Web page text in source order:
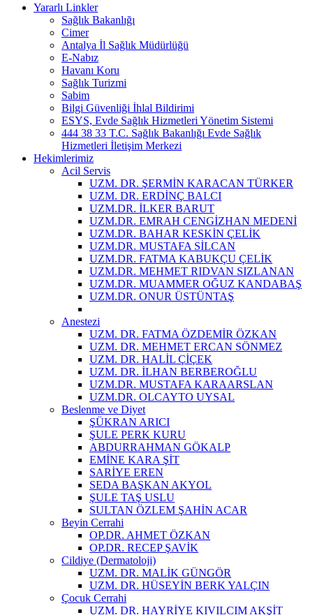
Yararlı Linkler
Sağlık Bakanlığı
Cimer
Antalya İl Sağlık Müdürlüğü
E-Nabız
Havanı Koru
Sağlık Turizmi
Sabim
Bilgi Güvenliği İhlal Bildirimi
ESYS, Evde Sağlık Hizmetleri Yönetim Sistemi
444 38 33 T.C. Sağlık Bakanlığı Evde Sağlık
Hizmetleri İletişim Merkezi
Hekimlerimiz
Acil Servis
UZM. DR. ŞERMİN KARACAN TÜRKER
UZM. DR. ERDİNÇ BALCI
UZM.DR. İLKER BARUT
UZM.DR. EMRAH CENGİZHAN MEDENİ
UZM.DR. BAHAR KESKİN ÇELİK
UZM.DR. MUSTAFA SİLCAN
UZM.DR. FATMA KABUKÇU ÇELİK
UZM.DR. MEHMET RIDVAN SIZLANAN
UZM.DR. MUAMMER OĞUZ KANDABAŞ
UZM.DR. ONUR ÜSTÜNTAŞ
Anestezi
UZM. DR. FATMA ÖZDEMİR ÖZKAN
UZM. DR. MEHMET ERCAN SÖNMEZ
UZM. DR. HALİL ÇİÇEK
UZM. DR. İLHAN BERBEROĞLU
UZM.DR. MUSTAFA KARAARSLAN
UZM.DR. OLCAYTO UYSAL
Beslenme ve Diyet
ŞÜKRAN ARICI
ŞULE PERK KURU
ABDURRAHMAN GÖKALP
EMİNE KARA ŞİT
SARİYE EREN
SEDA BAŞKAN AKYOL
ŞULE TAŞ USLU
SULTAN ÖZLEM ŞAHİN ACAR
Beyin Cerrahi
OP.DR. AHMET ÖZKAN
OP.DR. RECEP ŞAVİK
Cildiye (Dermatoloji)
UZM. DR. MALİK GÜNGÖR
UZM. DR. HÜSEYİN BERK YALÇIN
Çocuk Cerrahi
UZM. DR. HAYRİYE KIVILCIM AKŞİT